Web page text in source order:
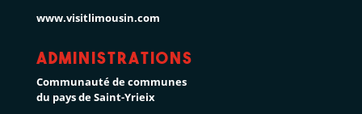
www.visitlimousin.com
Administrations
Communauté de communes
du pays de Saint-Yrieix